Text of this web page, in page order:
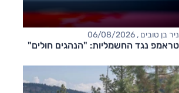
ניר בן טובים , 06/08/2026
טראמפ נגד החשמליות: "הנהגים חולים"